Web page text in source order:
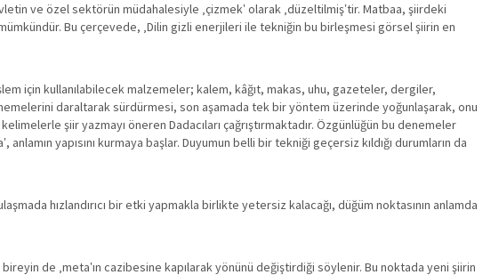
ve özel sektörün müdahalesiyle ‚çizmek‛ olarak ‚düzeltilmiş‛tir. Matbaa, şiirdeki
Bu çerçevede, ‚Dilin gizli enerjileri ile tekniğin bu birleşmesi görsel şiirin en
için kullanılabilecek malzemeler; kalem, kâğıt, makas, uhu, gazeteler, dergiler,
daraltarak sürdürmesi, son aşamada tek bir yöntem üzerinde yoğunlaşarak, onu
şiir yazmayı öneren Dadacıları çağrıştırmaktadır. Özgünlüğün bu denemeler
yapısını kurmaya başlar. Duyumun belli bir tekniği geçersiz kıldığı durumların da
hızlandırıcı bir etki yapmakla birlikte yetersiz kalacağı, düğüm noktasının anlamda
de ‚meta‛ın cazibesine kapılarak yönünü değiştirdiği söylenir. Bu noktada yeni şiirin